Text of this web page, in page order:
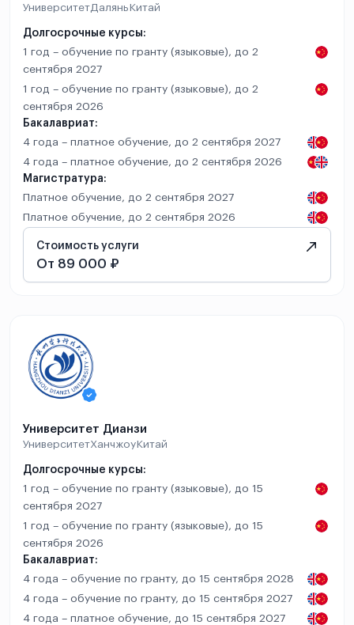
УниверситетДалянь Китай
Долгосрочные курсы:
1 год – обучение по гранту (языковые), до 2
сентября 2027
1 год – обучение по гранту (языковые), до 2
сентября 2026
Бакалавриат:
4 года – платное обучение, до 2 сентября 2027
4 года – платное обучение, до 2 сентября 2026
Магистратура:
Платное обучение, до 2 сентября 2027
Платное обучение, до 2 сентября 2026
Стоимость услуги
От 89 000 ₽
Университет Дианзи
УниверситетХанчжоу Китай
Долгосрочные курсы:
1 год – обучение по гранту (языковые), до 15
сентября 2027
1 год – обучение по гранту (языковые), до 15
сентября 2026
Бакалавриат:
4 года – обучение по гранту, до 15 сентября 2028
4 года – обучение по гранту, до 15 сентября 2027
4 года – платное обучение, до 15 сентября 2027